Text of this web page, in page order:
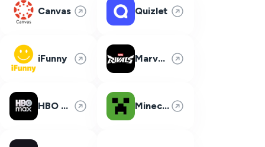
Canvas Quizlet
iFunny Marvel Rivals
HBO Max Minecraft